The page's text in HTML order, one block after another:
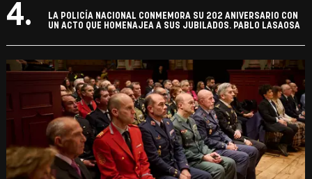
4.
LA POLICÍA NACIONAL CONMEMORA SU 202 ANIVERSARIO CON
UN ACTO QUE HOMENAJEA A SUS JUBILADOS. PABLO LASAOSA